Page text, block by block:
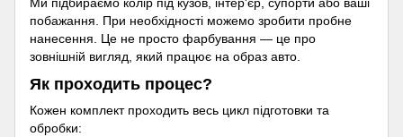
побажання. При необхідності можемо зробити пробне
нанесення. Це не просто фарбування — це про
зовнішній вигляд, який працює на образ авто.
Як проходить процес?
Кожен комплект проходить весь цикл підготовки та
обробки: